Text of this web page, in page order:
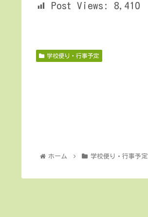
Post Views: 8,410
学校便り・行事予定
ホーム 学校便り・行事予定